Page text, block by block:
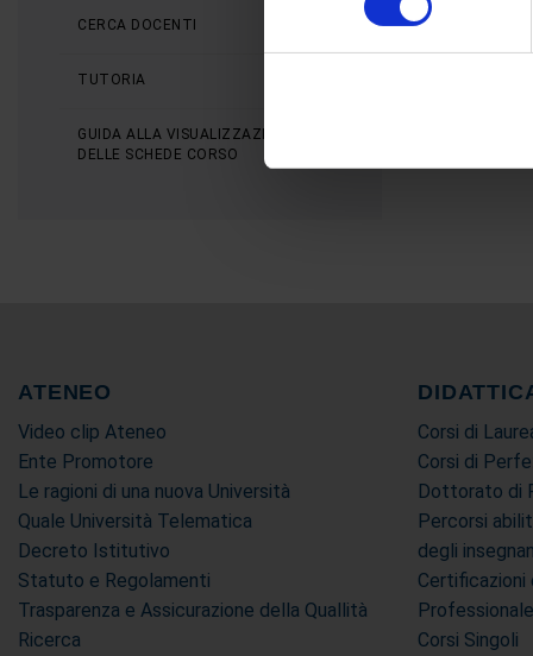
digitali).
modificare o ritirare il tuo
CERCA DOCENTI
TUTORIA
GUIDA ALLA VISUALIZZAZIONE
DELLE SCHEDE CORSO
Per
ATENEO
Video clip Ateneo
Ente Promotore
Le ragioni di una nuova Università
Quale Università Telematica
Decreto Istitutivo
Statuto e Regolamenti
Trasparenza e Assicurazione della Quallità
Ricerca
Corsi di
Corsi di
Dottorato di
Percorsi
degli
Certificazioni
Professionale
Corsi Singoli